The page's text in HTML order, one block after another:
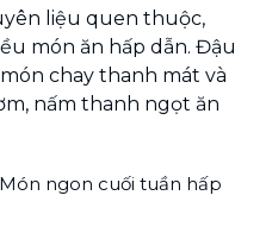
liệu quen thuộc,
món ăn hấp dẫn. Đậu
chay thanh mát và
nấm thanh ngọt ăn